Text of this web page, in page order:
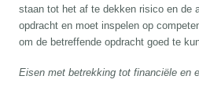
staan tot het af te dekken risico en de
opdracht en moet inspelen op
om de betreffende opdracht goed te
Eisen met betrekking tot financiële en